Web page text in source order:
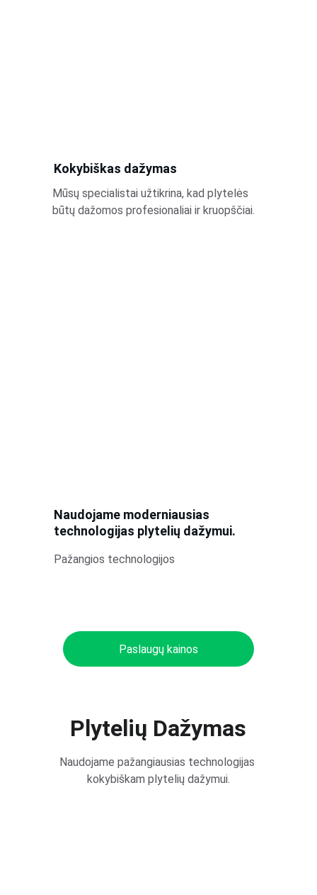
Kokybiškas dažymas
Mūsų specialistai užtikrina, kad plytelės
būtų dažomos profesionaliai ir kruopščiai.
Pažangios technologijos
Naudojame moderniausias
technologijas plytelių dažymui.
Paslaugų kainos
Plytelių Dažymas
Naudojame pažangiausias technologijas
kokybiškam plytelių dažymui.